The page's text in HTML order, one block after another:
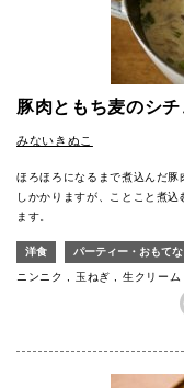
豚肉ともち麦のシチ
みないきぬこ
ほろほろになるまで煮込んだ
しかかりますが、ことこと煮
ます。
洋食 パーティー・おもてな
ニンニク 玉ねぎ 生クリーム